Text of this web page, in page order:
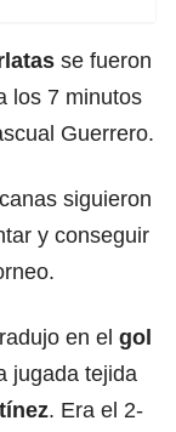
se fueron
los 7 minutos
Guerrero.
siguieron
y conseguir
en el gol
jugada tejida
. Era el 2-